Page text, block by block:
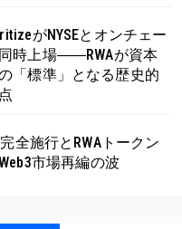
がNYSEとオンチェー
時上場――RWAが資本
「標準」となる歴史的
完全施行とRWAトークン
市場再編の波